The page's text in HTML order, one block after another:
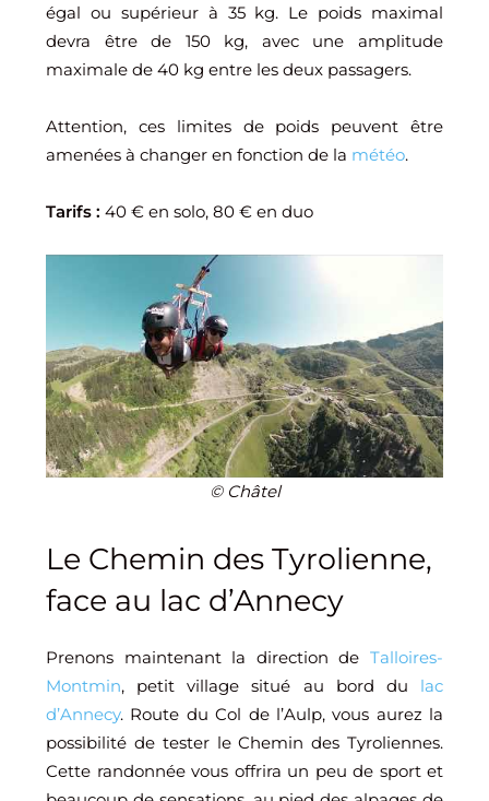
égal ou supérieur à 35 kg. Le poids maximal
devra être de 150 kg, avec une amplitude
maximale de 40 kg entre les deux passagers.
Attention, ces limites de poids peuvent être
amenées à changer en fonction de la météo.
Tarifs : 40 € en solo, 80 € en duo
© Châtel
Le Chemin des Tyrolienne,
face au lac d’Annecy
Prenons maintenant la direction de Talloires-
Montmin, petit village situé au bord du lac
d’Annecy. Route du Col de l’Aulp, vous aurez la
possibilité de tester le Chemin des Tyroliennes.
Cette randonnée vous offrira un peu de sport et